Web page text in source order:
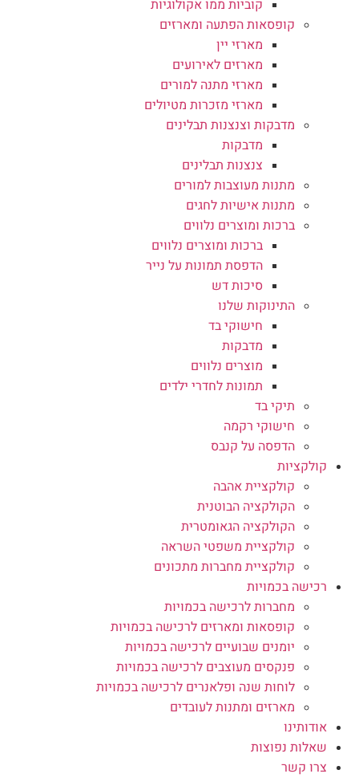
קוביות ממו אקולוגיות
קופסאות הפתעה ומארזים
מארזי יין
מארזים לאירועים
מארזי מתנה למורים
מארזי מזכרות מטיולים
מדבקות וצנצנות תבלינים
מדבקות
צנצנות תבלינים
מתנות מעוצבות למורים
מתנות אישיות לחגים
ברכות ומוצרים נלווים
ברכות ומוצרים נלווים
הדפסת תמונות על נייר
סיכות דש
התינוקות שלנו
חישוקי בד
מדבקות
מוצרים נלווים
תמונות לחדרי ילדים
תיקי בד
חישוקי רקמה
הדפסה על קנבס
קולקציות
קולקציית אהבה
הקולקציה הבוטנית
הקולקציה הגאומטרית
קולקציית משפטי השראה
קולקציית מחברות מתכונים
רכישה בכמויות
מחברות לרכישה בכמויות
קופסאות ומארזים לרכישה בכמויות
יומנים שבועיים לרכישה בכמויות
פנקסים מעוצבים לרכישה בכמויות
לוחות שנה ופלאנרים לרכישה בכמויות
מארזים ומתנות לעובדים
אודותינו
שאלות נפוצות
צרו קשר